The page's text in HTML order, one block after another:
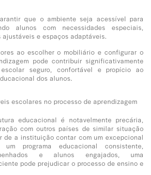
que o ambiente seja acessível para
alunos com necessidades especiais,
e espaços adaptáveis.
ao escolher o mobiliário e configurar o
pode contribuir significativamente
seguro, confortável e propício ao
dos alunos.
escolares no processo de aprendizagem
educacional é notavelmente precária,
com outros países de similar situação
de a instituição contar com um excepcional
um programa educacional consistente,
e alunos engajados, uma
pode prejudicar o processo de ensino e